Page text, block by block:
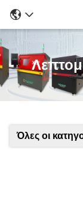
Όλες οι